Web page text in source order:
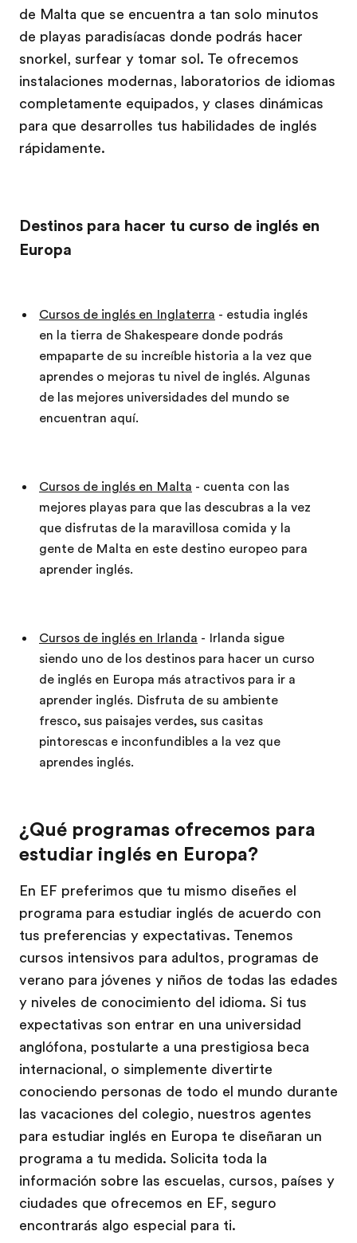
de Malta que se encuentra a tan solo minutos
de playas paradisíacas donde podrás hacer
snorkel, surfear y tomar sol. Te ofrecemos
instalaciones modernas, laboratorios de idiomas
completamente equipados, y clases dinámicas
para que desarrolles tus habilidades de inglés
rápidamente.
Destinos para hacer tu curso de inglés en
Europa
Cursos de inglés en Inglaterra - estudia inglés
en la tierra de Shakespeare donde podrás
empaparte de su increíble historia a la vez que
aprendes o mejoras tu nivel de inglés. Algunas
de las mejores universidades del mundo se
encuentran aquí.
Cursos de inglés en Malta - cuenta con las
mejores playas para que las descubras a la vez
que disfrutas de la maravillosa comida y la
gente de Malta en este destino europeo para
aprender inglés.
Cursos de inglés en Irlanda - Irlanda sigue
siendo uno de los destinos para hacer un curso
de inglés en Europa más atractivos para ir a
aprender inglés. Disfruta de su ambiente
fresco, sus paisajes verdes, sus casitas
pintorescas e inconfundibles a la vez que
aprendes inglés.
¿Qué programas ofrecemos para
estudiar inglés en Europa?
En EF preferimos que tu mismo diseñes el
programa para estudiar inglés de acuerdo con
tus preferencias y expectativas. Tenemos
cursos intensivos para adultos, programas de
verano para jóvenes y niños de todas las edades
y niveles de conocimiento del idioma. Si tus
expectativas son entrar en una universidad
anglófona, postularte a una prestigiosa beca
internacional, o simplemente divertirte
conociendo personas de todo el mundo durante
las vacaciones del colegio, nuestros agentes
para estudiar inglés en Europa te diseñaran un
programa a tu medida. Solicita toda la
información sobre las escuelas, cursos, países y
ciudades que ofrecemos en EF, seguro
encontrarás algo especial para ti.